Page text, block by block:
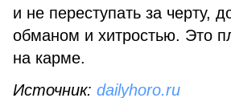
и не переступать за черту,
обманом и хитростью. Это
на карме.
Источник: dailyhoro.ru